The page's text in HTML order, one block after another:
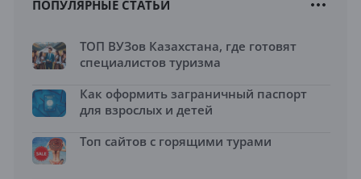
ПОПУЛЯРНЫЕ СТАТЬИ
ТОП ВУЗов Казахстана, где готовят
специалистов туризма
Как оформить заграничный паспорт
для взрослых и детей
Топ сайтов с горящими турами